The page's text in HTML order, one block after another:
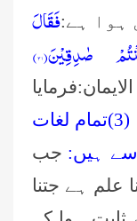
فَقَالَ
صٰدِقِیْنَ(۳۱)
الایمان:فرمایا
(
3) تمام لغات
سے ہیں: جب
علم ہے جتنا